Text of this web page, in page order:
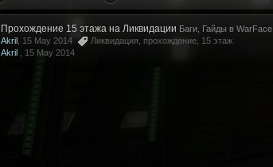
Прохождение 15 этажа на Ликвидации Баги, Гайды в WarFace
Akril , 15 May 2014 Ликвидация прохождение 15 этаж
Akril
15 May 2014